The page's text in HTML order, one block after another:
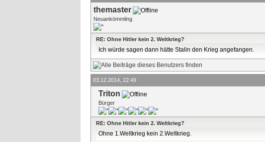
themaster
Neuankömmling
RE: Ohne Hitler kein 2. Weltkrieg?
Ich würde sagen dann hätte Stalin den Krieg angefangen.
03.12.2014, 22:49
Triton
Bürger
RE: Ohne Hitler kein 2. Weltkrieg?
Ohne 1.Weltkrieg kein 2.Weltkrieg.